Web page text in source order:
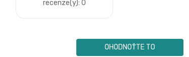
recenze(y): 0
OHODNOŤTE TO